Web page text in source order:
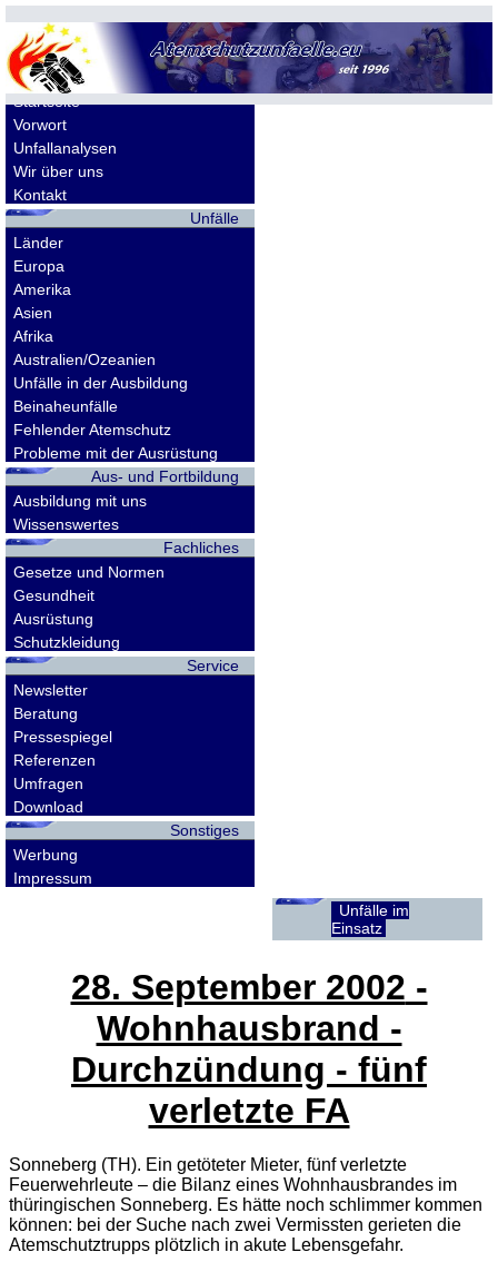
Allgemeines
Startseite
Vorwort
Unfallanalysen
Wir über uns
Kontakt
Unfälle
Länder
Europa
Amerika
Asien
Afrika
Australien/Ozeanien
Unfälle in der Ausbildung
Beinaheunfälle
Fehlender Atemschutz
Probleme mit der Ausrüstung
Aus- und Fortbildung
Ausbildung mit uns
Wissenswertes
Fachliches
Gesetze und Normen
Gesundheit
Ausrüstung
Schutzkleidung
Service
Newsletter
Beratung
Pressespiegel
Referenzen
Umfragen
Download
Sonstiges
Werbung
Impressum
Unfälle im
Einsatz
28. September 2002 -
Wohnhausbrand -
Durchzündung - fünf
verletzte FA
Sonneberg (TH). Ein getöteter Mieter, fünf verletzte
Feuerwehrleute – die Bilanz eines Wohnhausbrandes im
thüringischen Sonneberg. Es hätte noch schlimmer kommen
können: bei der Suche nach zwei Vermissten gerieten die
Atemschutztrupps plötzlich in akute Lebensgefahr.